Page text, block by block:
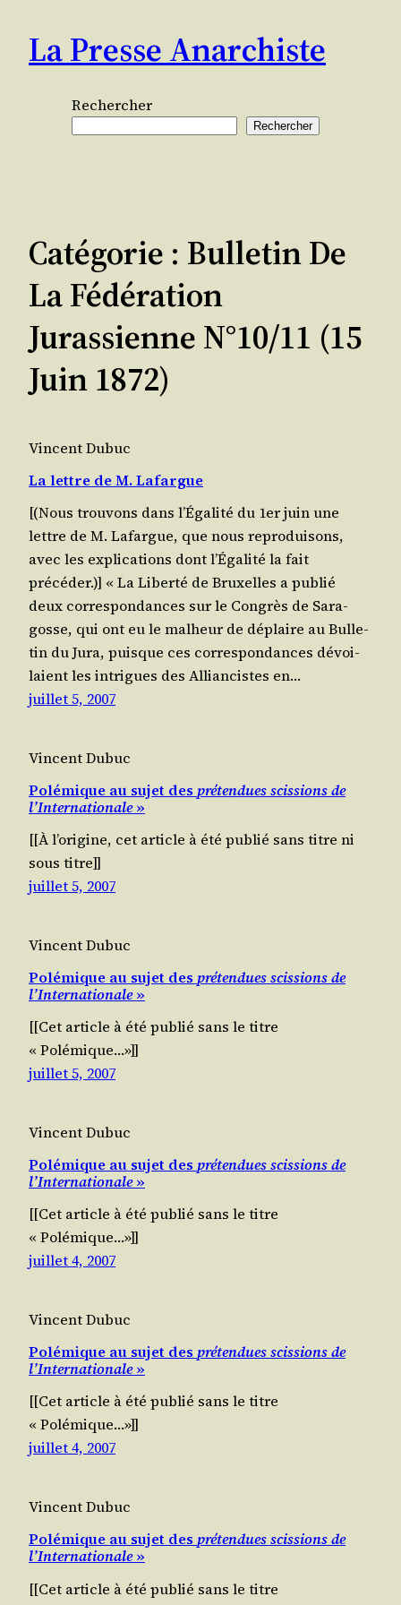
contenu
La Presse Anarchiste
Rechercher
Rechercher
Catégorie : Bulletin De
La Fédération
Jurassienne N°10/11 (15
Juin 1872)
Vincent Dubuc
La lettre de M. Lafargue
[(Nous trou­vons dans l’Éga­li­té du 1er juin une
lettre de M. Lafargue, que nous repro­dui­sons,
avec les expli­ca­tions dont l’Éga­li­té la fait
précéder.)] « La Liber­té de Bruxelles a publié
deux cor­res­pon­dances sur le Congrès de Sara­
gosse, qui ont eu le mal­heur de déplaire au Bul­le­
tin du Jura, puisque ces cor­res­pon­dances dévoi­
laient les intrigues des Allian­cistes en…
juillet 5, 2007
Vincent Dubuc
Polémique au sujet des prétendues scissions de
l’Internationale»
[[À l’o­ri­gine, cet article à été publié sans titre ni
sous titre]]
juillet 5, 2007
Vincent Dubuc
Polémique au sujet des prétendues scissions de
l’Internationale»
[[Cet article à été publié sans le titre
« Polémique…»]]
juillet 5, 2007
Vincent Dubuc
Polémique au sujet des prétendues scissions de
l’Internationale»
[[Cet article à été publié sans le titre
« Polémique…»]]
juillet 4, 2007
Vincent Dubuc
Polémique au sujet des prétendues scissions de
l’Internationale»
[[Cet article à été publié sans le titre
« Polémique…»]]
juillet 4, 2007
Vincent Dubuc
Polémique au sujet des prétendues scissions de
l’Internationale»
[[Cet article à été publié sans le titre